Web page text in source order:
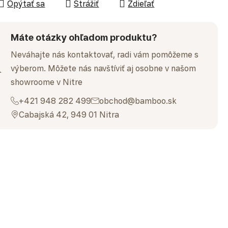
Opýtať sa Strážiť Zdieľať
Máte otázky ohľadom produktu?
Neváhajte nás kontaktovať, radi vám pomôžeme s
výberom. Môžete nás navštíviť aj osobne v našom
showroome v Nitre
+421 948 282 499
obchod@bamboo.sk
Cabajská 42, 949 01 Nitra